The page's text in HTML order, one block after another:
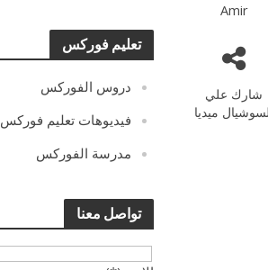
تعليم فوركس
دروس الفوركس
فيديوهات تعليم فوركس
مدرسة الفوركس
تواصل معنا
Amir
شارك علي
ميديا